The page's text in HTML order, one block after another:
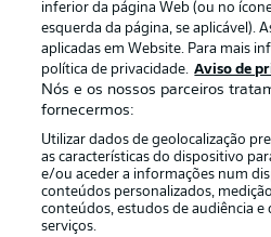
Contato
inferior da página Web (ou no
esquerda da página, se aplicável).
aplicadas em Website. Para mais
política de privacidade. Aviso de
Nós e os nossos parceiros
fornecermos:
Utilizar dados de geolocalização
as características do dispositivo
e/ou aceder a informações num
conteúdos personalizados,
conteúdos, estudos de audiência
serviços.